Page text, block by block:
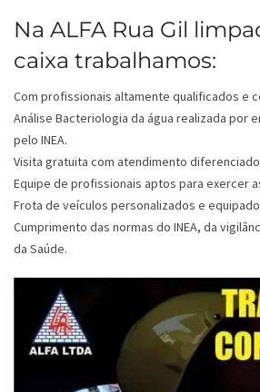
Na ALFA Rua Gil
caixa trabalhamos:
Com profissionais altamente qualificados e
Análise Bacteriologia da água realizada por
pelo INEA.
Visita gratuita com atendimento
Equipe de profissionais aptos para exercer
Frota de veículos personalizados e
Cumprimento das normas do INEA, da
da Saúde.